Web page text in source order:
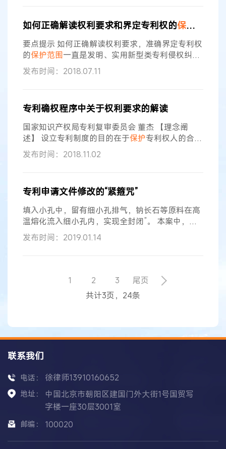
有限公司、龙岩市新罗区泊客传媒广告有限公司、
龙岩市广电传媒有限公司等广告公司、媒体合作投
放“中樺龍”商标广告。陆某曾向
如何正确解读权利要求和界定专利权的保护范围
要点提示 如何正确解读权利要求，准确界定专利权
的保护范围一直是发明、实用新型类专利侵权纠纷
案件审理的重点和难点。对权利要求解读得出的技
术方案应当与说明书记载的涉案专利所要解决的技
特征之间的关系。 本案的审理对于正确理解专利的
权利要求，准确界定专利权的 保护范围 具有较好的
引导和示范作用，为今后类似案件的审理提供了
发布时间：2018.07.11
专利确权程序中关于权利要求的解读
国家知识产权局专利复审委员会 董杰 【理念阐
述】 设立专利制度的目的在于保护专利权人的合法
权益，鼓励发明创造，而
基础就是确定专利权的
权利要求书，但对其修改方式存在严格限制，仅能
删除权利要求或技术方案以及根据权利要求书中其
他权利要求所记载的内容对某项权利要求做
发布时间：2018.11.02
专利申请文件修改的“紧箍咒”
填入小孔中，留有细小孔排气，钠长石等原料在高
温熔化流入细小孔内，实现全封闭”。 本案中，本
领域技术人员根据原权利要求书和说明书记载的技
术内容及说明书附图显然不能直接且毫无疑义地确
要求书和说明书记载的
范围 ，不符合《专利法》第
发布时间：2019.01.14
1 2 3
尾页
共计3页，24条
联系我们
电话： 徐律师13910160652
地址：
中国北京市朝阳区建国门外大街1号国贸写
字楼一座30层3001室
邮编： 100020